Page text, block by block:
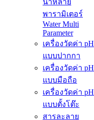
น้ำหลาย
พารามิเตอร์
Water Multi
Parameter
เครื่องวัดค่า pH
แบบปากกา
เครื่องวัดค่า pH
แบบมือถือ
เครื่องวัดค่า pH
แบบตั้งโต๊ะ
สารละลาย